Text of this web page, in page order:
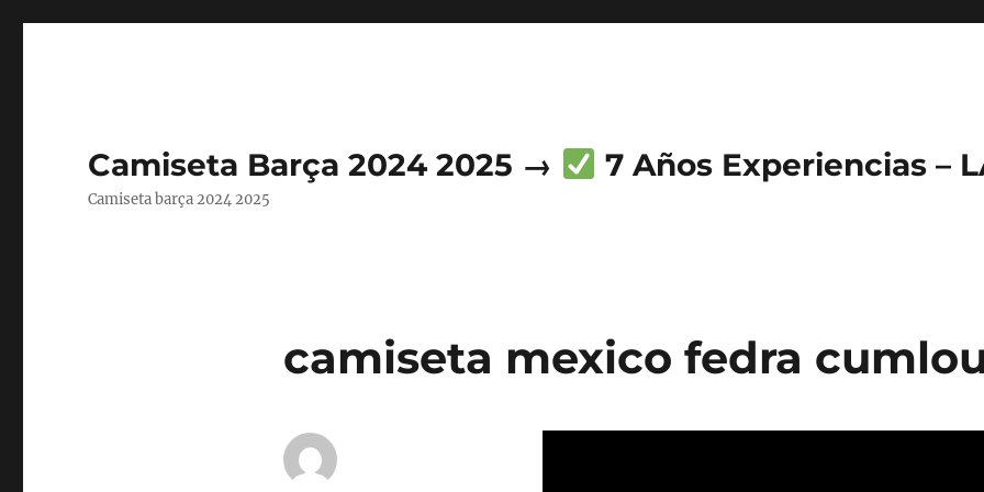
Camiseta Barça 2024 2025 → 7 Años Experiencias –
Camiseta barça 2024 2025
camiseta mexico fedra